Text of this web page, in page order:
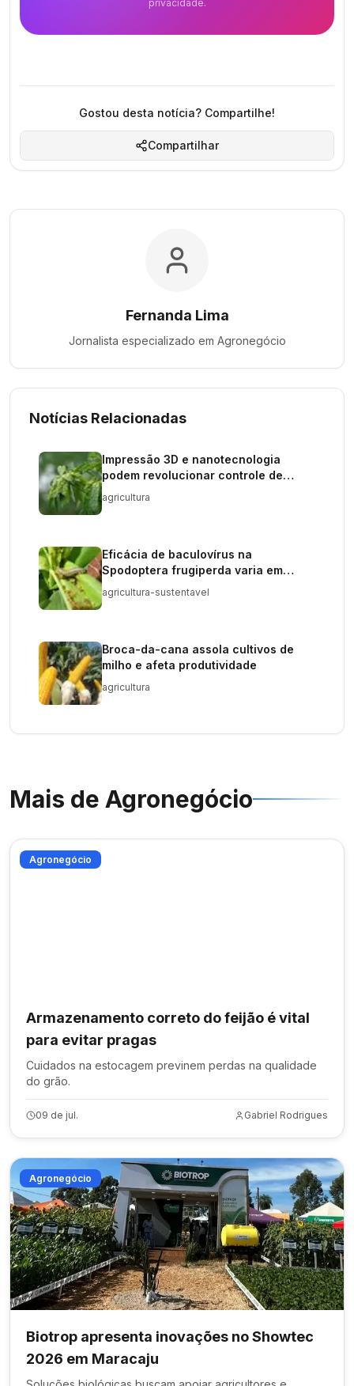
privacidade.
Gostou desta notícia? Compartilhe!
Compartilhar
Fernanda Lima
Jornalista especializado em Agronegócio
Notícias Relacionadas
Impressão 3D e nanotecnologia
podem revolucionar controle de
pragas
agricultura
Eficácia de baculovírus na
Spodoptera frugiperda varia em
produtos
agricultura-sustentavel
Broca-da-cana assola cultivos de
milho e afeta produtividade
agricultura
Mais de Agronegócio
Agronegócio
Armazenamento correto do feijão é vital
para evitar pragas
Cuidados na estocagem previnem perdas na qualidade
do grão.
09 de jul. Gabriel Rodrigues
Agronegócio
Biotrop apresenta inovações no Showtec
2026 em Maracaju